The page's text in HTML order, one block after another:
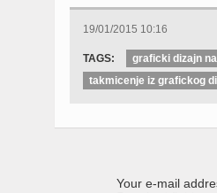
19/01/2015 10:16
TAGS: graficki dizajn
takmicenje iz grafickog
Your e-mail